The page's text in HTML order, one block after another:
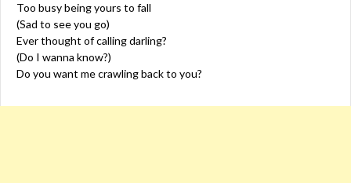
Too busy being yours to fall
(Sad to see you go)
Ever thought of calling darling?
(Do I wanna know?)
Do you want me crawling back to you?